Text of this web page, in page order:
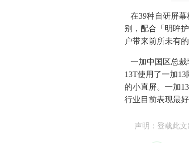
在39种自研屏幕
别，配合「明眸
户带来前所未有
一加中国区总裁
13T使用了一加
的小直屏。一加
行业目前表现最
声明：登载此